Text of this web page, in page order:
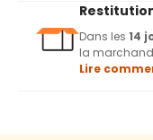
Dans les 14
la
Lire